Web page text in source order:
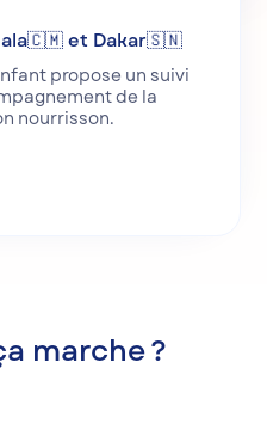
et Dakar🇸🇳
propose un suivi
de la
nourrisson.
marche ?